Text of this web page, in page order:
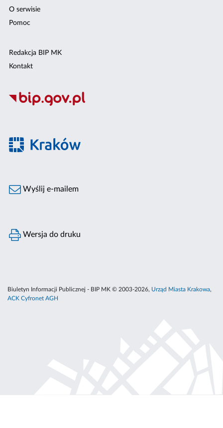
O serwisie
Pomoc
Redakcja BIP MK
Kontakt
Wyślij e-mailem
Wersja do druku
Biuletyn Informacji Publicznej - BIP MK © 2003-2026, Urząd Miasta Krakowa,
ACK Cyfronet AGH